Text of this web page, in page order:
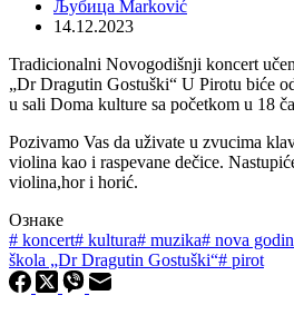
Љубица Marković
14.12.2023
Tradicionalni Novogodišnji koncert
„Dr Dragutin Gostuški“ U Pirotu biće
u sali Doma kulture sa početkom u 18
Pozivamo Vas da uživate u zvucima
violina kao i raspevane dečice.
violina,hor i horić.
Ознаке
# koncert# kultura# muzika# nova
škola „Dr Dragutin Gostuški“# pirot